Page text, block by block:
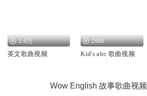
2.8万
英文歌曲视频
2600
Kid's abc 歌曲视频
Wow English 故事歌曲视频